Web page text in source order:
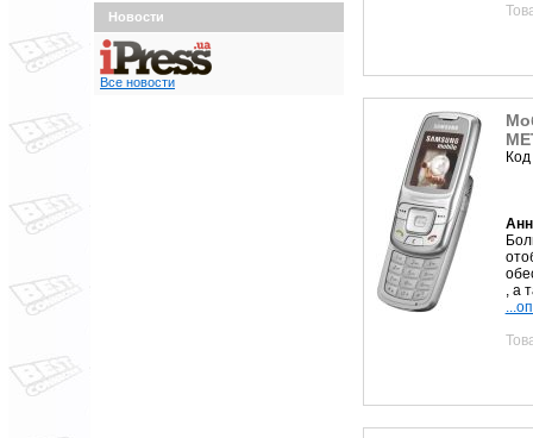
Новости
Все новости
, а